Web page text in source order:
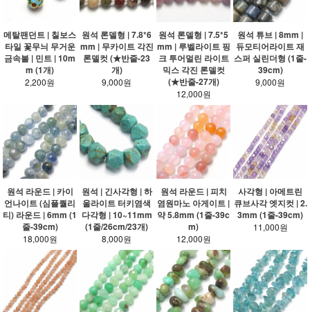
메탈팬던트 | 칠보스
타일 꽃무늬 무거운
금속볼 | 민트 | 10m
m (1개)
2,200원
원석 론델형 | 7.8*6
mm | 무카이트 각진
론델컷 (★반줄-23
개)
9,000원
원석 론델형 | 7.5*5
mm | 루벨라이트 핑
크 투어멀린 라이트
믹스 각진 론델컷
(★반줄-27개)
12,000원
원석 튜브 | 8mm |
듀모티어라이트 재
스퍼 실린더형 (1줄-
39cm)
9,000원
원석 라운드 | 카이
언나이트 (심플퀄리
티) 라운드 | 6mm (1
줄-39cm)
18,000원
원석 | 긴사각형 | 하
울라이트 터키염색
다각형 | 10~11mm
(1줄/26cm/23개)
8,000원
원석 라운드 | 피치
염원마노 아게이트 |
약 5.8mm (1줄-39c
m)
12,000원
사각형 | 아메트린
큐브사각 엣지컷 | 2.
3mm (1줄-39cm)
11,000원